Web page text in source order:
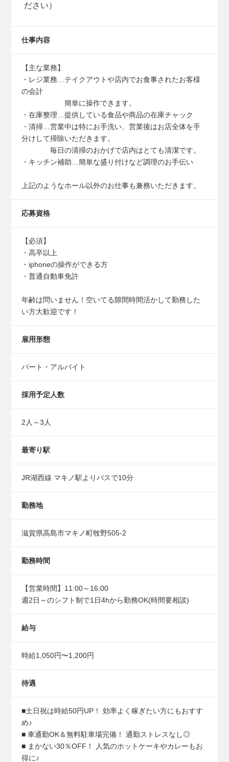
ださい）
仕事内容
【主な業務】
・レジ業務…テイクアウトや店内でお食事されたお客様
の会計
簡単に操作できます。
・在庫整理…提供している食品や商品の在庫チャック
・清掃…営業中は特にお手洗い、営業後はお店全体を手
分けして掃除いただきます。
毎日の清掃のおかげで店内はとても清潔です。
・キッチン補助…簡単な盛り付けなど調理のお手伝い
上記のようなホール以外のお仕事も兼務いただきます。
応募資格
【必須】
・高卒以上
・iphoneの操作ができる方
・普通自動車免許
年齢は問いません！空いてる隙間時間活かして勤務した
い方大歓迎です！
雇用形態
パート・アルバイト
採用予定人数
2人～3人
最寄り駅
JR湖西線 マキノ駅よりバスで10分
勤務地
滋賀県高島市マキノ町牧野505-2
勤務時間
【営業時間】11:00～16:00
週2日～のシフト制で1日4hから勤務OK(時間要相談)
給与
時給1,050円〜1,200円
待遇
■土日祝は時給50円UP！ 効率よく稼ぎたい方にもおすす
め♪
■ 車通勤OK＆無料駐車場完備！ 通勤ストレスなし◎
■ まかない30％OFF！ 人気のホットケーキやカレーもお
得に♪